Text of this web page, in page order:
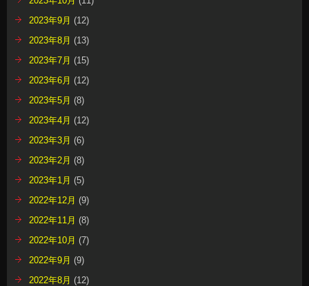
2023年9月 (12)
2023年8月 (13)
2023年7月 (15)
2023年6月 (12)
2023年5月 (8)
2023年4月 (12)
2023年3月 (6)
2023年2月 (8)
2023年1月 (5)
2022年12月 (9)
2022年11月 (8)
2022年10月 (7)
2022年9月 (9)
2022年8月 (12)